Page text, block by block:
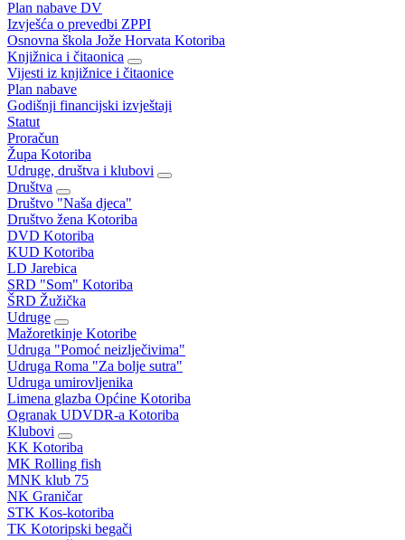
Plan nabave DV
Izvješća o prevedbi ZPPI
Osnovna škola Jože Horvata Kotoriba
Knjižnica i čitaonica
Vijesti iz knjižnice i čitaonice
Plan nabave
Godišnji financijski izvještaji
Statut
Proračun
Župa Kotoriba
Udruge, društva i klubovi
Društva
Društvo "Naša djeca"
Društvo žena Kotoriba
DVD Kotoriba
KUD Kotoriba
LD Jarebica
SRD "Som" Kotoriba
ŠRD Žužička
Udruge
Mažoretkinje Kotoribe
Udruga "Pomoć neizlječivima"
Udruga Roma "Za bolje sutra"
Udruga umirovljenika
Limena glazba Općine Kotoriba
Ogranak UDVDR-a Kotoriba
Klubovi
KK Kotoriba
MK Rolling fish
MNK klub 75
NK Graničar
STK Kos-kotoriba
TK Kotoripski begači